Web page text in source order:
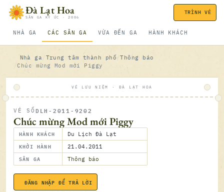
Bỏ qua nội dungĐà Lạt Hoa
SÂN GA KÝ ỨC · 2006
NHÀ GA CÁC SÂN GA VỪA ĐẾN GA HÀNH KHÁCH
TRÌNH VÉ
Nhà ga Trung tâm thành phố
Thông báo
Chúc mừng Mod mới Piggy
VÉ LƯU NIỆM · ĐÀ LẠT HOA
VÉ SỐ DLH-2011-9202
Chúc mừng Mod mới Piggy
HÀNH KHÁCH Du Lịch Đà Lạt
KHỞI HÀNH 21.04.2011
SÂN GA Thông báo
ĐĂNG NHẬP ĐỂ TRẢ LỜI